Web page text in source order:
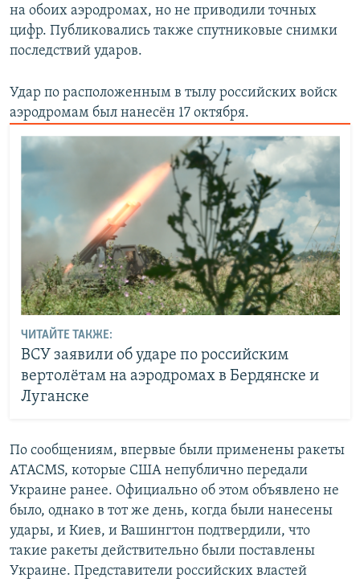
на обоих аэродромах, но не приводили точных
цифр. Публиковались также спутниковые снимки
последствий ударов.
Удар по расположенным в тылу российских войск
аэродромам был нанесён 17 октября.
ЧИТАЙТЕ ТАКЖЕ:
ВСУ заявили об ударе по российским
вертолётам на аэродромах в Бердянске и
Луганске
По сообщениям, впервые были применены ракеты
ATACMS, которые США непублично передали
Украине ранее. Официально об этом объявлено не
было, однако в тот же день, когда были нанесены
удары, и Киев, и Вашингтон подтвердили, что
такие ракеты действительно были поставлены
Украине. Представители российских властей